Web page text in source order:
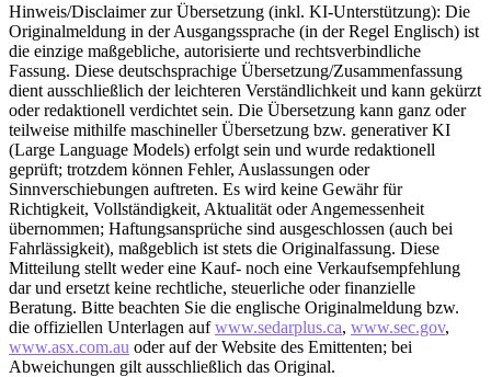
Hinweis/Disclaimer zur Übersetzung (inkl. KI-Unterstützung): Die
Originalmeldung in der Ausgangssprache (in der Regel Englisch) ist
die einzige maßgebliche, autorisierte und rechtsverbindliche
Fassung. Diese deutschsprachige Übersetzung/Zusammenfassung
dient ausschließlich der leichteren Verständlichkeit und kann gekürzt
oder redaktionell verdichtet sein. Die Übersetzung kann ganz oder
teilweise mithilfe maschineller Übersetzung bzw. generativer KI
(Large Language Models) erfolgt sein und wurde redaktionell
geprüft; trotzdem können Fehler, Auslassungen oder
Sinnverschiebungen auftreten. Es wird keine Gewähr für
Richtigkeit, Vollständigkeit, Aktualität oder Angemessenheit
übernommen; Haftungsansprüche sind ausgeschlossen (auch bei
Fahrlässigkeit), maßgeblich ist stets die Originalfassung. Diese
Mitteilung stellt weder eine Kauf- noch eine Verkaufsempfehlung
dar und ersetzt keine rechtliche, steuerliche oder finanzielle
Beratung. Bitte beachten Sie die englische Originalmeldung bzw.
die offiziellen Unterlagen aufwww.sedarplus.ca, www.sec.gov,
www.asx.com.au oder auf der Website des Emittenten; bei
Abweichungen gilt ausschließlich das Original.